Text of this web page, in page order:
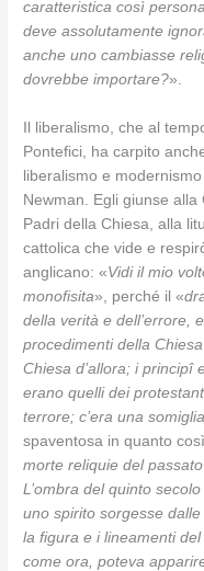
caratteristica così
deve assolutamente
anche uno cambiasse
dovrebbe importare?».
Il liberalismo, che al
Pontefici, ha carpito
liberalismo e
Newman. Egli giunse
Padri della Chiesa, alla
cattolica che vide e
anglicano: «Vidi il mio
monofisita», perché il «
della verità e dell’errore,
procedimenti della
Chiesa d’allora; i principî
erano quelli dei
terrore; c’era una
spaventosa in quanto
morte reliquie del
L’ombra del quinto
uno spirito sorgesse
la figura e i lineamenti
come ora, poteva